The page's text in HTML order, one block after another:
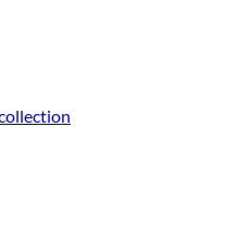
decoración, estamos aquí para hacer
todo lo que tenemos para ofrecerte en
angular en Sodimac
calidad para tus proyectos y
todo lo que tenemos para
de Esmeril angular en Sodimac.
de renovación y decoración.